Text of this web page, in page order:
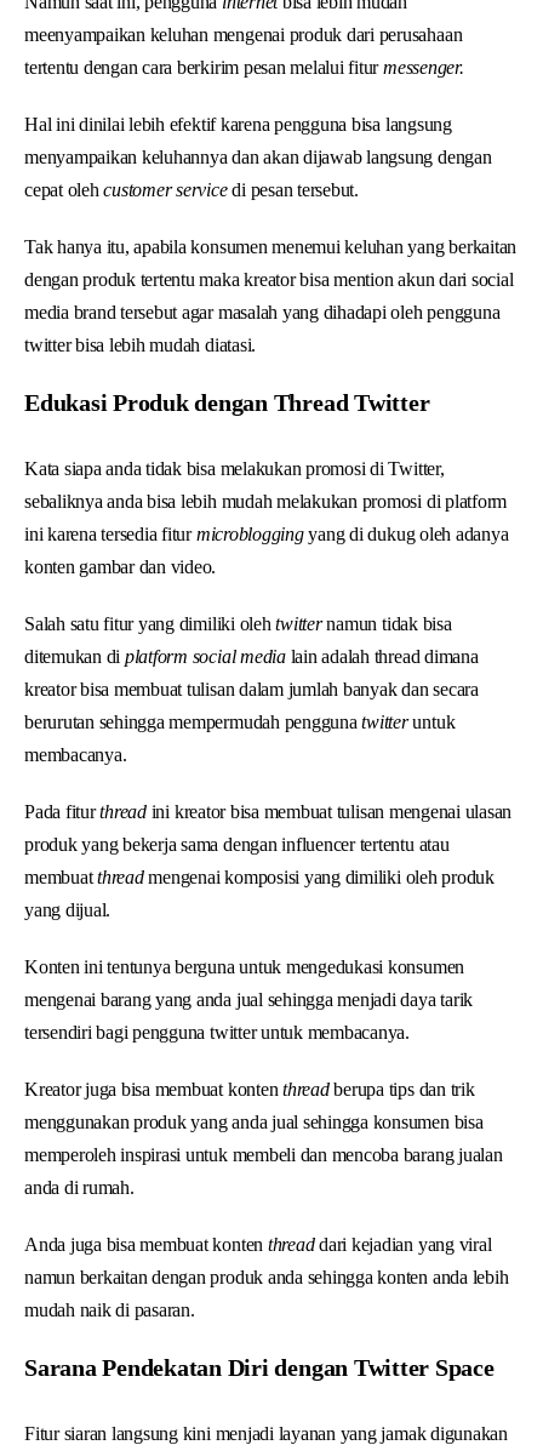
meenyampaikan keluhan mengenai produk dari perusahaan
tertentu dengan cara berkirim pesan melalui fiturmessenger.
Hal ini dinilai lebih efektif karena pengguna bisa langsung
menyampaikan keluhannya dan akan dijawab langsung dengan
cepat olehcustomer servicedi pesan tersebut.
Tak hanya itu, apabila konsumen menemui keluhan yang berkaitan
dengan produk tertentu maka kreator bisa mention akun dari social
media brand tersebut agar masalah yang dihadapi oleh pengguna
twitter bisa lebih mudah diatasi.
Edukasi Produk dengan Thread Twitter
Kata siapa anda tidak bisa melakukan promosi di Twitter,
sebaliknya anda bisa lebih mudah melakukan promosi di platform
ini karena tersedia fiturmicrobloggingyang di dukug oleh adanya
konten gambar dan video.
Salah satu fitur yang dimiliki oleh twitternamun tidak bisa
ditemukan di platform social media lain adalah thread dimana
kreator bisa membuat tulisan dalam jumlah banyak dan secara
berurutan sehingga mempermudah penggunatwitteruntuk
membacanya.
Pada fiturthread ini kreator bisa membuat tulisan mengenai ulasan
produk yang bekerja sama dengan influencer tertentu atau
membuatthreadmengenai komposisi yang dimiliki oleh produk
yang dijual.
Konten ini tentunya berguna untuk mengedukasi konsumen
mengenai barang yang anda jual sehingga menjadi daya tarik
tersendiri bagi pengguna twitter untuk membacanya.
Kreator juga bisa membuat kontenthreadberupa tips dan trik
menggunakan produk yang anda jual sehingga konsumen bisa
memperoleh inspirasi untuk membeli dan mencoba barang jualan
anda di rumah.
Anda juga bisa membuat konten threaddari kejadian yang viral
namun berkaitan dengan produk anda sehingga konten anda lebih
mudah naik di pasaran.
Sarana Pendekatan Diri dengan Twitter Space
Fitur siaran langsung kini menjadi layanan yang jamak digunakan